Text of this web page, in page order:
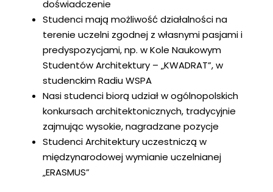
doświadczenie
Studenci mają możliwość działalności na
terenie uczelni zgodnej z własnymi pasjami i
predyspozycjami, np. w Kole Naukowym
Studentów Architektury – „KWADRAT”, w
studenckim Radiu WSPA
Nasi studenci biorą udział w ogólnopolskich
konkursach architektonicznych, tradycyjnie
zajmując wysokie, nagradzane pozycje
Studenci Architektury uczestniczą w
międzynarodowej wymianie uczelnianej
„ERASMUS”